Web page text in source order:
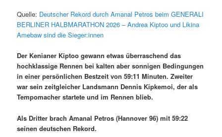
Quelle: Deutscher Rekord durch Amanal Petros beim GENERALI
BERLINER HALBMARATHON 2026 – Andrea Kiptoo und Likina
Amebaw sind die Sieger:innen
Der Kenianer Kiptoo gewann etwas überraschend das
hochklassige Rennen bei kalten aber sonnigen Bedingungen
in einer persönlichen Bestzeit von 59:11 Minuten. Zweiter
war sein zeitgleicher Landsmann Dennis Kipkemoi, der als
Tempomacher startete und im Rennen blieb.
Als Dritter brach Amanal Petros (Hannover 96) mit 59:22
seinen deutschen Rekord.